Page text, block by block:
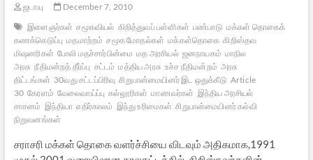
ஜடாயு
December 7, 2010
இளைஞர்கள் சமூகவியல் கிறித்துவப் பள்ளிகள் பண்பாடு மக்கள் தொகைக்
கணக்கெடுப்பு மதமாற்றம் சமூக மோதல்கள் மக்கள்தொகை கிறிஸ்தவ
மிஷனரிகள் போலி மதச்சார்பின்மை மத அரசியல் ஜனநாயகம் மாநில
அரசு நீதிமன்றத் தீர்ப்பு சட்டம் மத்திய அரசு உச்ச நீதிமன்றம் அரசு
திட்டங்கள் 30வது சட்டப்பிரிவு சிறுபான்மையினர் இட ஒதுக்கீடு Article
30 கேரளம் வேலைவாய்ப்பு கல்லூரிகள் மாணவர்கள் இந்திய அரசியல்
சாசனம் இந்தியா எதிர்காலம் இந்து உரிமைகள் சிறுபான்மையினர் கல்வி
நிறுவனங்கள்
சராசரி மக்கள் தொகை வளர்ச்சியை விடவும் அதிகமாக,1991